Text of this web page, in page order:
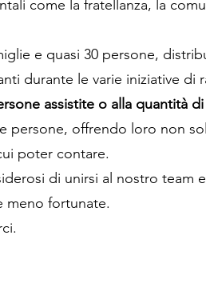
come la fratellanza, la
e quasi 30 persone,
durante le varie iniziative di
assistite o alla quantità
persone, offrendo loro non
poter contare.
di unirsi al nostro team
meno fortunate.